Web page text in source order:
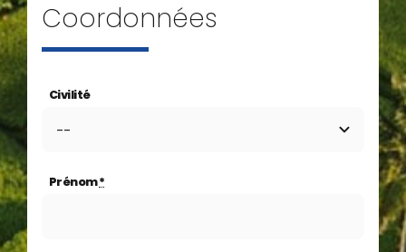
Coordonnées
Civilité
Prénom*